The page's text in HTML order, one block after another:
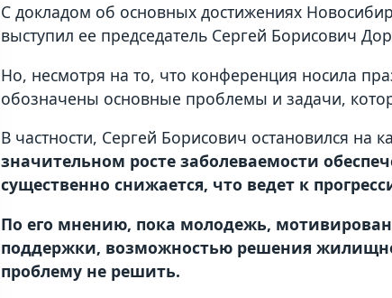
С докладом об основных достижениях
выступил ее председатель Сергей Борисович
Но, несмотря на то, что конференция носила
обозначены основные проблемы и задачи,
В частности, Сергей Борисович остановился
значительном росте заболеваемости
существенно снижается, что ведет к
По его мнению, пока молодежь,
поддержки, возможностью решения
проблему не решить.